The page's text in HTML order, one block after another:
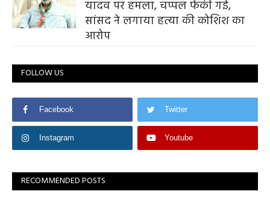
यादव पर हमला, चप्पल फेंकी गई,
सांसद ने लगाया हत्या की कोशिश का
आरोप
FOLLOW US
Facebook Twitter
Instagram Youtube
RECOMMENDED POSTS